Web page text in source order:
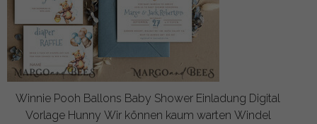
Winnie Pooh Ballons Baby Shower Einladung Digital
Vorlage Hunny Wir können kaum warten Windel